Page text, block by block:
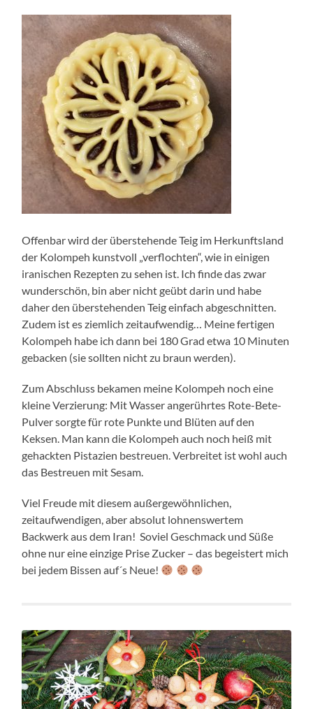
Offenbar wird der überstehende Teig im Herkunftsland
der Kolompeh kunstvoll „verflochten“, wie in einigen
iranischen Rezepten zu sehen ist. Ich finde das zwar
wunderschön, bin aber nicht geübt darin und habe
daher den überstehenden Teig einfach abgeschnitten.
Zudem ist es ziemlich zeitaufwendig… Meine fertigen
Kolompeh habe ich dann bei 180 Grad etwa 10 Minuten
gebacken (sie sollten nicht zu braun werden).
Zum Abschluss bekamen meine Kolompeh noch eine
kleine Verzierung: Mit Wasser angerührtes Rote-Bete-
Pulver sorgte für rote Punkte und Blüten auf den
Keksen. Man kann die Kolompeh auch noch heiß mit
gehackten Pistazien bestreuen. Verbreitet ist wohl auch
das Bestreuen mit Sesam.
Viel Freude mit diesem außergewöhnlichen,
zeitaufwendigen, aber absolut lohnenswertem
Backwerk aus dem Iran! Soviel Geschmack und Süße
ohne nur eine einzige Prise Zucker – das begeistert mich
bei jedem Bissen auf´s Neue!